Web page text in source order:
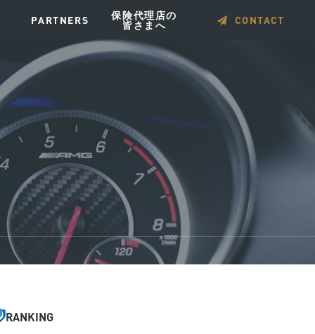
PARTNERS 保険代理店の
皆さまへ CONTACT
RANKING